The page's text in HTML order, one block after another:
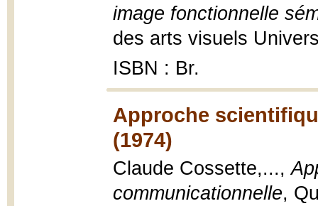
image fonctionnelle
des arts visuels
ISBN : Br.
Approche
(1974)
Claude Cossette,...,
communicationnelle,